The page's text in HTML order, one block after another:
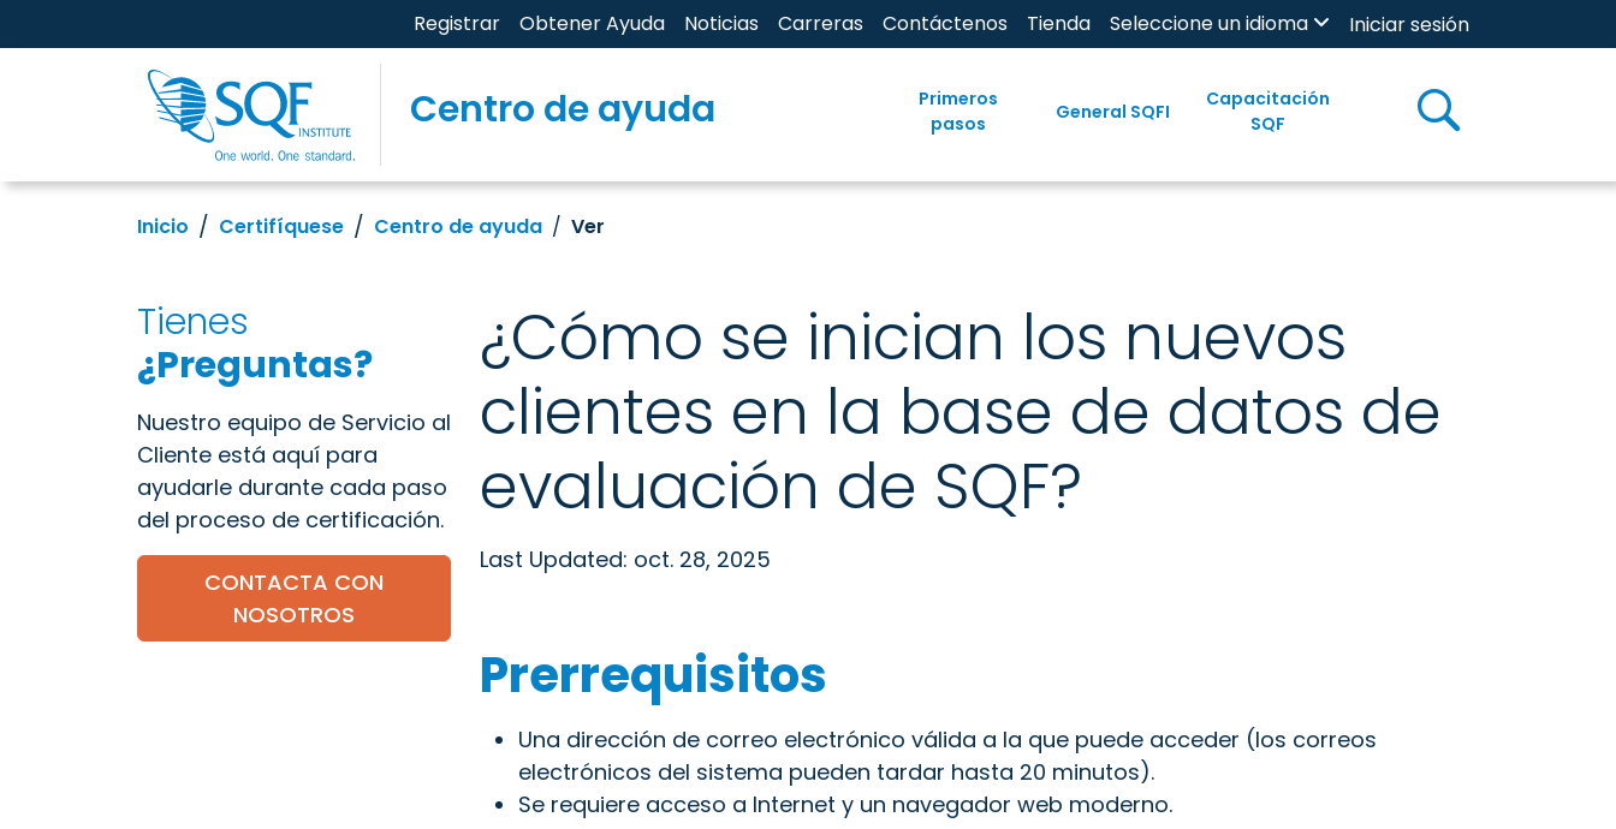
Registrar Obtener Ayuda Noticias Carreras Contáctenos Tienda Seleccione un idioma Iniciar sesión
Centro de ayuda
Primeros
pasos
General SQFI
Capacitación
SQF
Inicio Certifíquese Centro de ayuda Ver
Tienes
¿Preguntas?
Nuestro equipo de Servicio al
Cliente está aquí para
ayudarle durante cada paso
del proceso de certificación.
CONTACTA CON
NOSOTROS
¿Cómo se inician los nuevos
clientes en la base de datos de
evaluación de SQF?
Last Updated: oct. 28, 2025
Prerrequisitos
Una dirección de correo electrónico válida a la que puede acceder (los correos
electrónicos del sistema pueden tardar hasta 20 minutos).
Se requiere acceso a Internet y un navegador web moderno.